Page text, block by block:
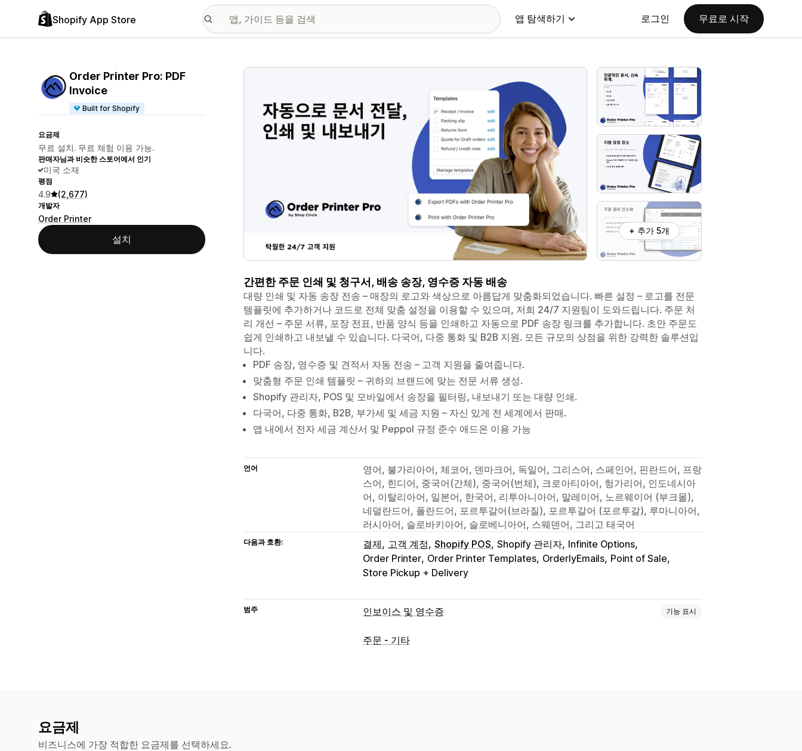
Shopify App Store 앱 탐색하기 로그인 무료로 시작
Order Printer Pro: PDF
Invoice
Built for Shopify
요금제
무료 설치. 무료 체험 이용 가능.
판매자님과 비슷한 스토어에서 인기
미국 소재
평점
4.9 (2,677)
개발자
Order Printer
설치
추천 이미지 갤러리
+ 추가 5개
간편한 주문 인쇄 및 청구서, 배송 송장, 영수증 자동 배송
대량 인쇄 및 자동 송장 전송 – 매장의 로고와 색상으로 아름답게 맞춤화되었습니다. 빠른 설정 – 로고를 전문
템플릿에 추가하거나 코드로 전체 맞춤 설정을 이용할 수 있으며, 저희 24/7 지원팀이 도와드립니다. 주문 처
리 개선 – 주문 서류, 포장 전표, 반품 양식 등을 인쇄하고 자동으로 PDF 송장 링크를 추가합니다. 초안 주문도
쉽게 인쇄하고 내보낼 수 있습니다. 다국어, 다중 통화 및 B2B 지원. 모든 규모의 상점을 위한 강력한 솔루션입
니다.
PDF 송장, 영수증 및 견적서 자동 전송 – 고객 지원을 줄여줍니다.
맞춤형 주문 인쇄 템플릿 – 귀하의 브랜드에 맞는 전문 서류 생성.
Shopify 관리자, POS 및 모바일에서 송장을 필터링, 내보내기 또는 대량 인쇄.
다국어, 다중 통화, B2B, 부가세 및 세금 지원 – 자신 있게 전 세계에서 판매.
앱 내에서 전자 세금 계산서 및 Peppol 규정 준수 애드온 이용 가능
언어
영어, 불가리아어, 체코어, 덴마크어, 독일어, 그리스어, 스페인어, 핀란드어, 프랑
스어, 힌디어, 중국어(간체), 중국어(번체), 크로아티아어, 헝가리어, 인도네시아
어, 이탈리아어, 일본어, 한국어, 리투아니아어, 말레이어, 노르웨이어 (부크몰),
네덜란드어, 폴란드어, 포르투갈어(브라질), 포르투갈어 (포르투갈), 루마니아어,
러시아어, 슬로바키아어, 슬로베니아어, 스웨덴어, 그리고 태국어
다음과 호환: 결제 고객 계정 Shopify POS Shopify 관리자 Infinite Options
Order Printer Order Printer Templates OrderlyEmails Point of Sale
Store Pickup + Delivery
범주 인보이스 및 영수증 기능 표시
문서 유형
주문 - 기타
요금제
비즈니스에 가장 적합한 요금제를 선택하세요.